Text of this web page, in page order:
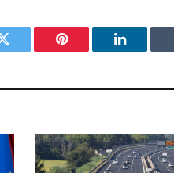
Twitter Pinterest LinkedIn